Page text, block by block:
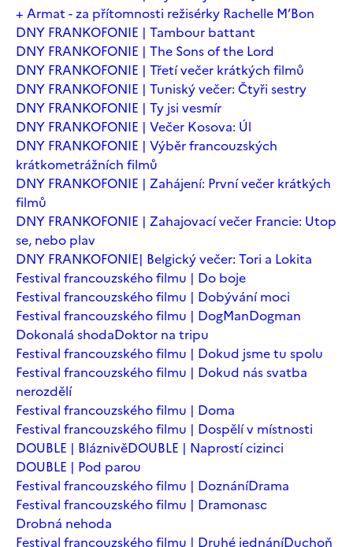
+ Armat - za přítomnosti režisérky Rachelle M’Bon
DNY FRANKOFONIE | Tambour battant
DNY FRANKOFONIE | The Sons of the Lord
DNY FRANKOFONIE | Třetí večer krátkých filmů
DNY FRANKOFONIE | Tuniský večer: Čtyři sestry
DNY FRANKOFONIE | Ty jsi vesmír
DNY FRANKOFONIE | Večer Kosova: Úl
DNY FRANKOFONIE | Výběr francouzských
krátkometrážních filmů
DNY FRANKOFONIE | Zahájení: První večer krátkých
filmů
DNY FRANKOFONIE | Zahajovací večer Francie: Utop
se, nebo plav
DNY FRANKOFONIE| Belgický večer: Tori a Lokita
Festival francouzského filmu | Do boje
Festival francouzského filmu | Dobývání moci
Festival francouzského filmu | DogManDogman
Dokonalá shodaDoktor na tripu
Festival francouzského filmu | Dokud jsme tu spolu
Festival francouzského filmu | Dokud nás svatba
nerozdělí
Festival francouzského filmu | Doma
Festival francouzského filmu | Dospělí v místnosti
DOUBLE | BláznivěDOUBLE | Naprostí cizinci
DOUBLE | Pod parou
Festival francouzského filmu | DoznáníDrama
Festival francouzského filmu | Dramonasc
Drobná nehoda
Festival francouzského filmu | Druhé jednáníDuchoň